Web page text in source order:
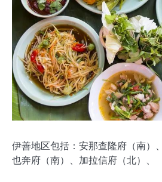
伊善地区包括：安那查隆府（南）
也奔府（南）、加拉信府（北）、